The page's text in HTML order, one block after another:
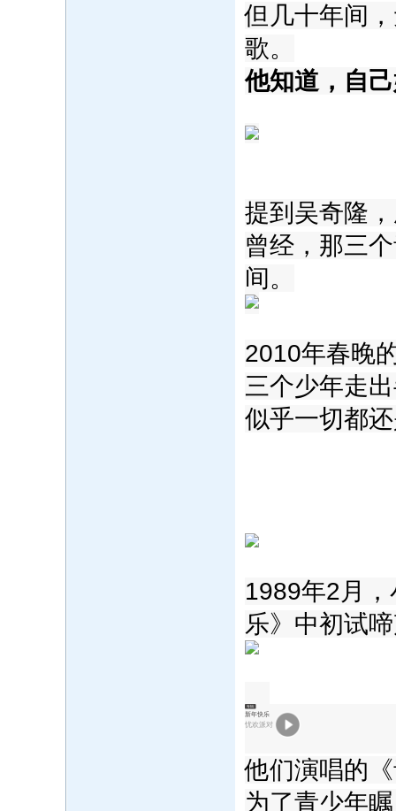
但几十年间
歌。
他知道，自
提到吴奇隆
曾经，那三
间。
2010年春晚
三个少年走
似乎一切都
1989年2月
乐》中初试
专辑
新年快乐
忧欢派对
他们演唱的
为了青少年